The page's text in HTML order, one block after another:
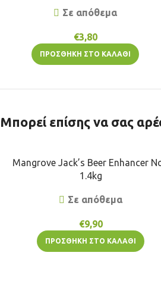
Σε απόθεμα
€3,80
ΠΡΟΣΘΉΚΗ ΣΤΟ ΚΑΛΆΘΙ
Μπορεί επίσης να σας
Mangrove Jack’s Beer Enhancer
1.4kg
Σε απόθεμα
€9,90
ΠΡΟΣΘΉΚΗ ΣΤΟ ΚΑΛΆΘΙ